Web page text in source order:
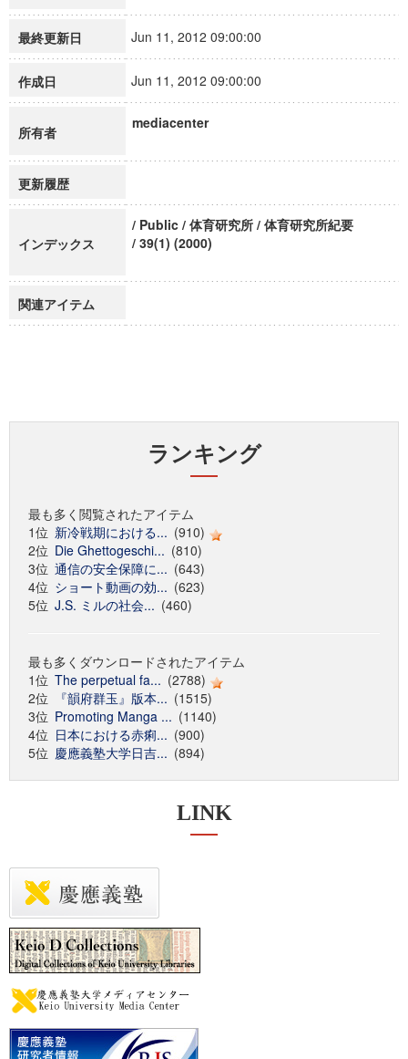
最終更新日 Jun 11, 2012 09:00:00
作成日 Jun 11, 2012 09:00:00
所有者
mediacenter
更新履歴
インデックス
/ Public / 体育研究所 / 体育研究所紀要
/ 39(1) (2000)
関連アイテム
ランキング
最も多く閲覧されたアイテム
1位 新冷戦期における... (910)
2位 Die Ghettogeschi... (810)
3位 通信の安全保障に... (643)
4位 ショート動画の効... (623)
5位 J.S. ミルの社会... (460)
最も多くダウンロードされたアイテム
1位 The perpetual fa... (2788)
2位
『韻府群玉』版本... (1515)
3位 Promoting Manga ... (1140)
4位 日本における赤痢... (900)
5位 慶應義塾大学日吉... (894)
LINK